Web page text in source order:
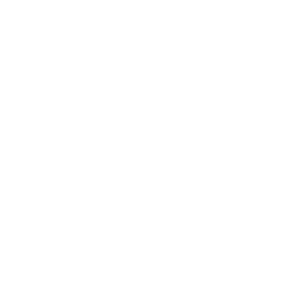
uvedené vybavení)